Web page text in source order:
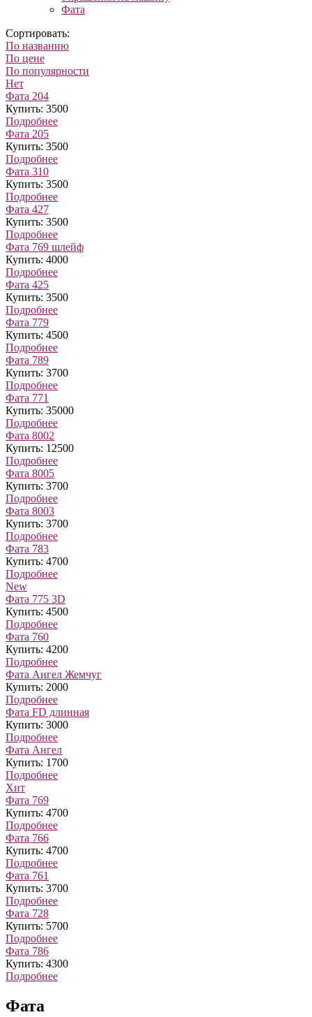
Фата
Сортировать:
По названию
По цене
По популярности
Нет
Фата 204
Купить: 3500
Подробнее
Фата 205
Купить: 3500
Подробнее
Фата 310
Купить: 3500
Подробнее
Фата 427
Купить: 3500
Подробнее
Фата 769 шлейф
Купить: 4000
Подробнее
Фата 425
Купить: 3500
Подробнее
Фата 779
Купить: 4500
Подробнее
Фата 789
Купить: 3700
Подробнее
Фата 771
Купить: 35000
Подробнее
Фата 8002
Купить: 12500
Подробнее
Фата 8005
Купить: 3700
Подробнее
Фата 8003
Купить: 3700
Подробнее
Фата 783
Купить: 4700
Подробнее
New
Фата 775 3D
Купить: 4500
Подробнее
Фата 760
Купить: 4200
Подробнее
Фата Ангел Жемчуг
Купить: 2000
Подробнее
Фата FD длинная
Купить: 3000
Подробнее
Фата Ангел
Купить: 1700
Подробнее
Хит
Фата 769
Купить: 4700
Подробнее
Фата 766
Купить: 4700
Подробнее
Фата 761
Купить: 3700
Подробнее
Фата 728
Купить: 5700
Подробнее
Фата 786
Купить: 4300
Подробнее
Фата